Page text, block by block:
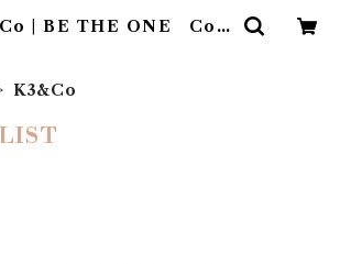
| BE THE ONE Co.,
K3&Co